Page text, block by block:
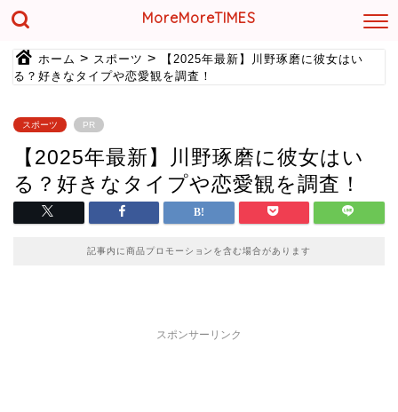
MoreMoreTIMES
ホーム > スポーツ >
【2025年最新】川野琢磨に彼女はい
る？好きなタイプや恋愛観を調査！
スポーツ PR
【2025年最新】川野琢磨に彼女はい
る？好きなタイプや恋愛観を調査！
記事内に商品プロモーションを含む場合があります
スポンサーリンク